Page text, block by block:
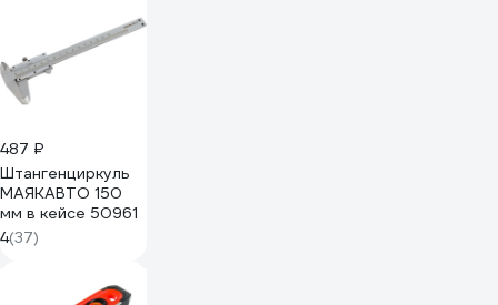
487 ₽
Штангенциркуль
МАЯКАВТО 150
мм в кейсе 50961
4(37)